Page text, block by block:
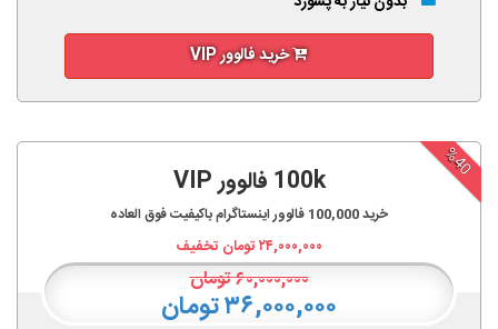
خرید فالوور VIP
%40
100k فالوور VIP
خرید100,000 فالوور اینستاگرام باکیفیت فوق العاده
۲۴,۰۰۰,۰۰۰تومان تخفیف
۶۰,۰۰۰,۰۰۰تومان
۳۶,۰۰۰,۰۰۰ تومان